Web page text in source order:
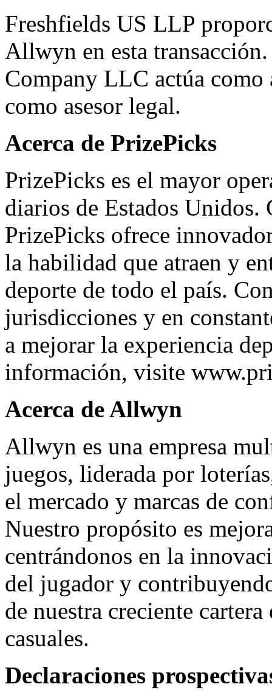
Freshfields US LLP
Allwyn en esta
Company LLC actúa
como asesor legal.
Acerca de PrizePicks
PrizePicks es el mayor
diarios de Estados Unidos.
PrizePicks ofrece
la habilidad que atraen y
deporte de todo el país.
jurisdicciones y en
a mejorar la experiencia
información, visite
Acerca de Allwyn
Allwyn es una empresa
juegos, liderada por
el mercado y marcas de
Nuestro propósito es
centrándonos en la
del jugador y
de nuestra creciente
casuales.
Declaraciones